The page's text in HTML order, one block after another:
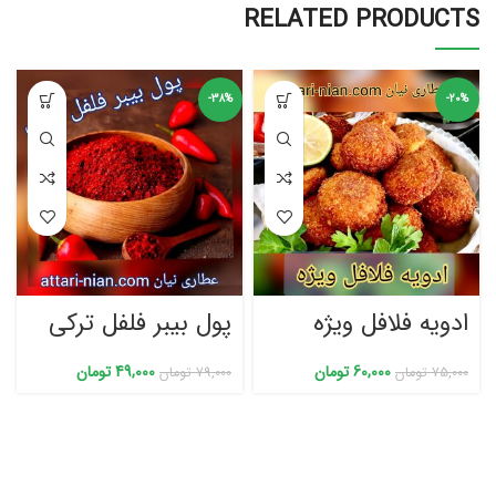
RELATED PRODUCTS
-20%
ادویه فلافل ویژه
75,000 تومان 60,000تومان
-38%
پول بیبر فلفل ترکی
79,000 تومان 49,000تومان